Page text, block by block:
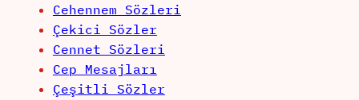
Cehennem Sözleri
Çekici Sözler
Cennet Sözleri
Cep Mesajları
Çeşitli Sözler